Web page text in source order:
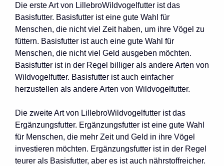
Die erste Art von LillebroWildvogelfutter ist das
Basisfutter. Basisfutter ist eine gute Wahl für
Menschen, die nicht viel Zeit haben, um ihre Vögel zu
füttern. Basisfutter ist auch eine gute Wahl für
Menschen, die nicht viel Geld ausgeben möchten.
Basisfutter ist in der Regel billiger als andere Arten von
Wildvogelfutter. Basisfutter ist auch einfacher
herzustellen als andere Arten von Wildvogelfutter.
Die zweite Art von LillebroWildvogelfutter ist das
Ergänzungsfutter. Ergänzungsfutter ist eine gute Wahl
für Menschen, die mehr Zeit und Geld in ihre Vögel
investieren möchten. Ergänzungsfutter ist in der Regel
teurer als Basisfutter, aber es ist auch nährstoffreicher.